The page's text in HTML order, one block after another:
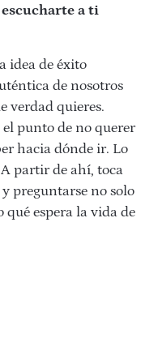
escucharte a ti
idea de éxito
de nosotros
verdad quieres.
el punto de no querer
hacia dónde ir. Lo
partir de ahí, toca
preguntarse no solo
qué espera la vida de